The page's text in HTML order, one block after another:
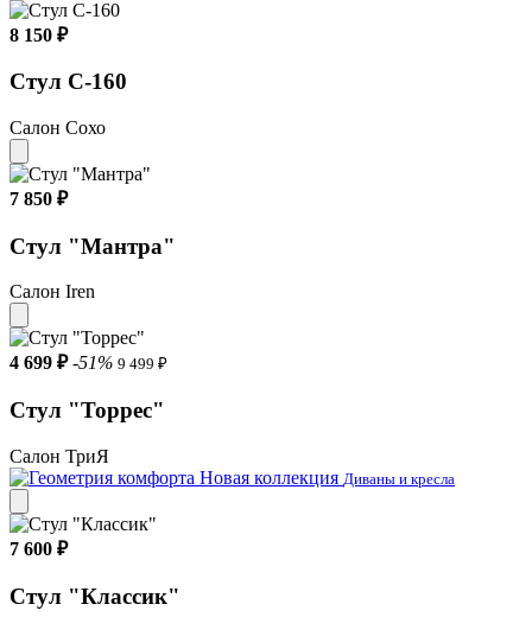
8 150 ₽
Стул С-160
Салон Сохо
7 850 ₽
Стул "Мантра"
Салон Iren
4 699 ₽ -51% 9 499 ₽
Стул "Торрес"
Салон ТриЯ
Новая коллекция Диваны и кресла
7 600 ₽
Стул "Классик"